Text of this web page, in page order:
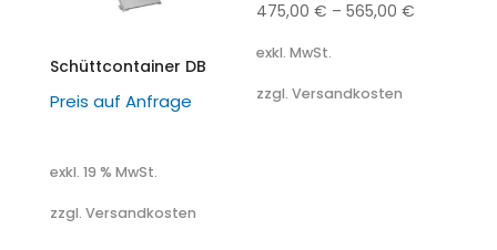
Schüttcontainer DB
Preis auf Anfrage
exkl. 19 % MwSt.
zzgl. Versandkosten
475,00€ –565,00€
exkl. MwSt.
zzgl. Versandkosten